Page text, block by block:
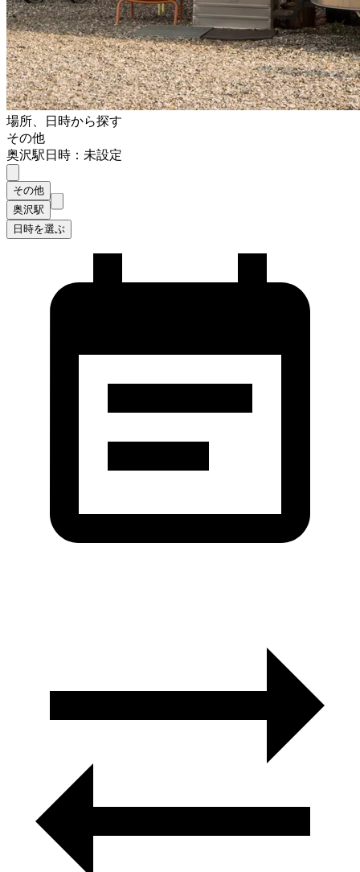
場所、日時から探す
その他
奥沢駅日時：未設定
その他
奥沢駅
日時を選ぶ